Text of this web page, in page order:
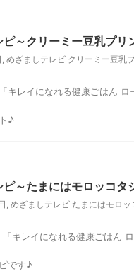
ピ～クリーミー豆乳プリ
, めざましテレビ クリーミー豆乳
キレイになれる健康ごはん ロ
♪
ピ～たまにはモロッコタ
, めざましテレビ たまにはモロッ
キレイになれる健康ごはん
です♪